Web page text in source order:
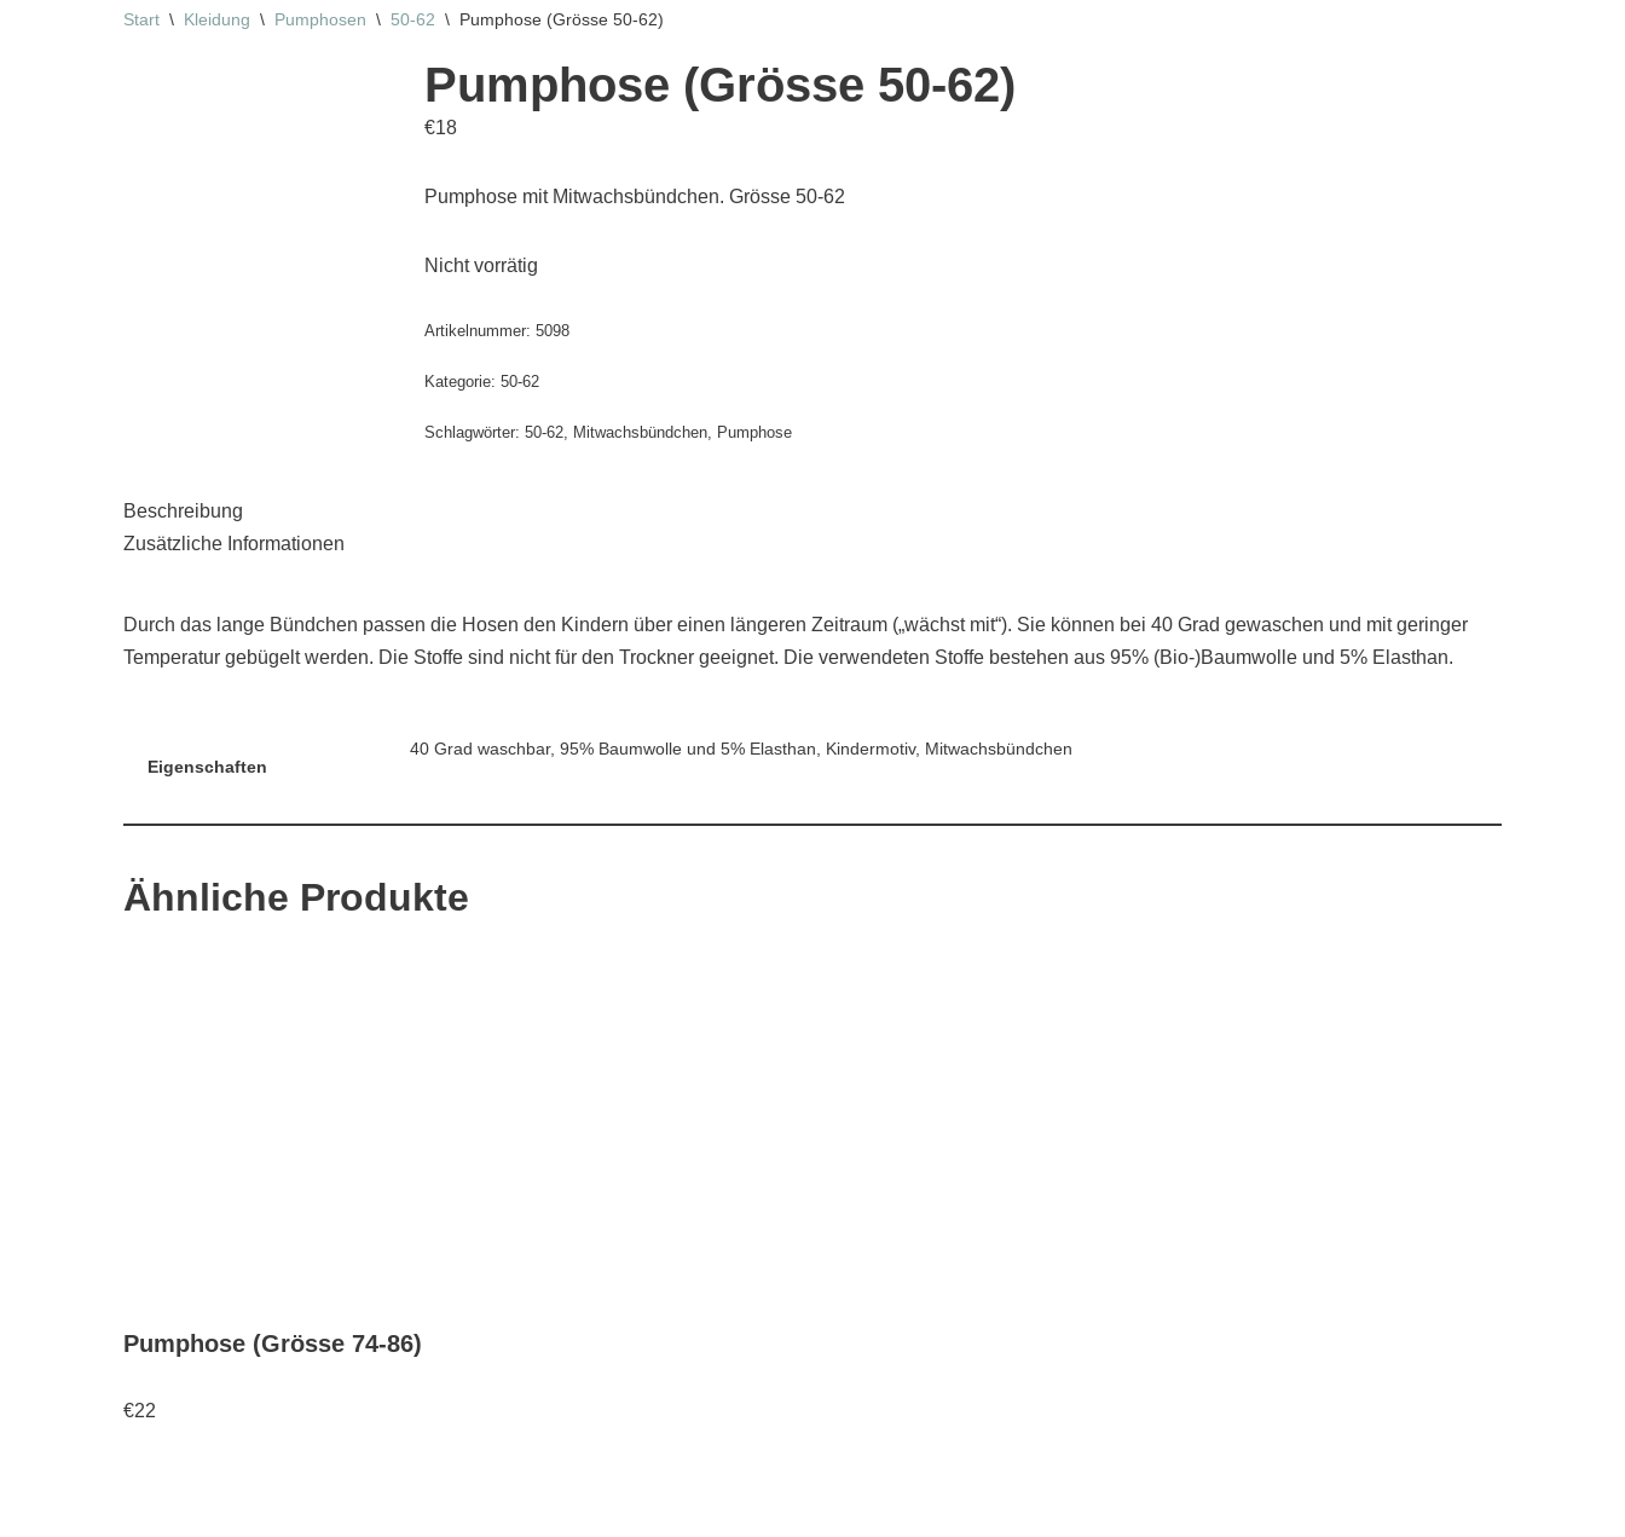
Start \ Kleidung \ Pumphosen \ 50-62 \ Pumphose (Grösse 50-62)
Pumphose (Grösse 50-62)
€18
Pumphose mit Mitwachsbündchen. Grösse 50-62
Nicht vorrätig
Artikelnummer: 5098
Kategorie: 50-62
Schlagwörter: 50-62, Mitwachsbündchen, Pumphose
Beschreibung
Zusätzliche Informationen
Durch das lange Bündchen passen die Hosen den Kindern über einen längeren Zeitraum („wächst mit“). Sie können bei 40 Grad gewaschen und mit geringer
Temperatur gebügelt werden. Die Stoffe sind nicht für den Trockner geeignet. Die verwendeten Stoffe bestehen aus 95% (Bio-)Baumwolle und 5% Elasthan.
Eigenschaften
40 Grad waschbar, 95% Baumwolle und 5% Elasthan, Kindermotiv, Mitwachsbündchen
Ähnliche Produkte
Pumphose (Grösse 74-86)
€22